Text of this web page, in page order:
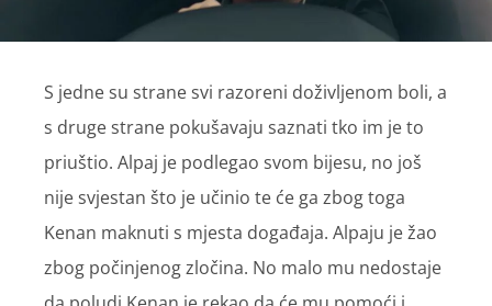
S jedne su strane svi razoreni doživljenom boli, a
s druge strane pokušavaju saznati tko im je to
priuštio. Alpaj je podlegao svom bijesu, no još
nije svjestan što je učinio te će ga zbog toga
Kenan maknuti s mjesta događaja. Alpaju je žao
zbog počinjenog zločina. No malo mu nedostaje